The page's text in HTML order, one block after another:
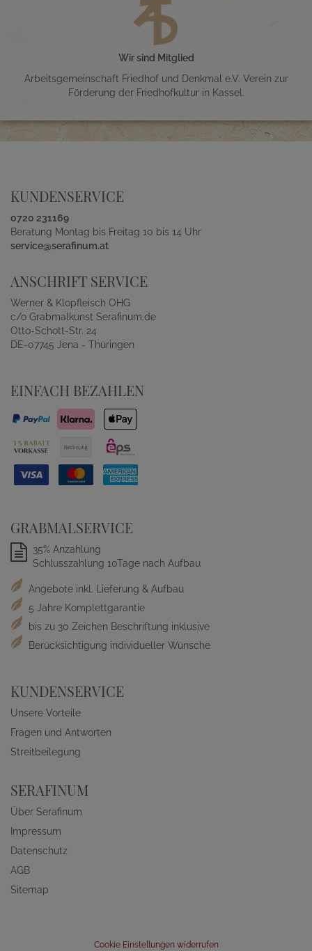
Wir sind Mitglied
Arbeitsgemeinschaft Friedhof und Denkmal e.V. Verein zur
Förderung der Friedhofkultur in Kassel.
KUNDENSERVICE
0720 231169
Beratung Montag bis Freitag 10 bis 14 Uhr
service@serafinum.at
ANSCHRIFT SERVICE
Werner & Klopfleisch OHG
c/o Grabmalkunst Serafinum.de
Otto-Schott-Str. 24
DE-07745 Jena - Thüringen
EINFACH BEZAHLEN
GRABMALSERVICE
35% Anzahlung
Schlusszahlung 10Tage nach Aufbau
Angebote inkl. Lieferung & Aufbau
5 Jahre Komplettgarantie
bis zu 30 Zeichen Beschriftung inklusive
Berücksichtigung individueller Wünsche
KUNDENSERVICE
Unsere Vorteile
Fragen und Antworten
Streitbeilegung
SERAFINUM
Über Serafinum
Impressum
Datenschutz
AGB
Sitemap
Cookie Einstellungen widerrufen